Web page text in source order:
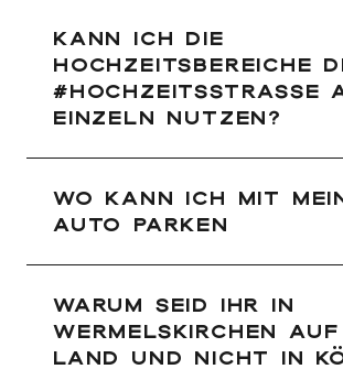
Kann ich die
Hochzeitsbereiche
#HOCHZEITSSTRASSE
einzeln nutzen?
Wo kann ich mit
Auto parken
Warum seid Ihr in
Wermelskirchen auf
Land und nicht in